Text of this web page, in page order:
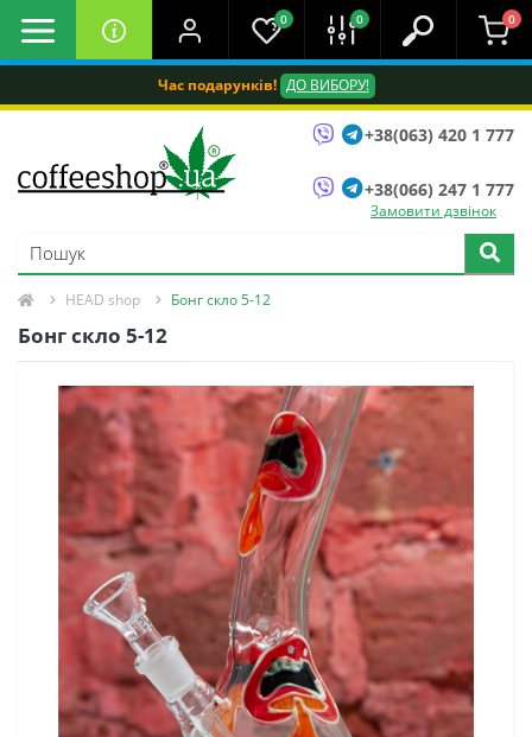
Час подарунків! ДО ВИБОРУ!
0 0 0
+38(063) 420 1 777
+38(066) 247 1 777
Замовити дзвінок
HEAD shop Бонг скло 5-12
Бонг скло 5-12